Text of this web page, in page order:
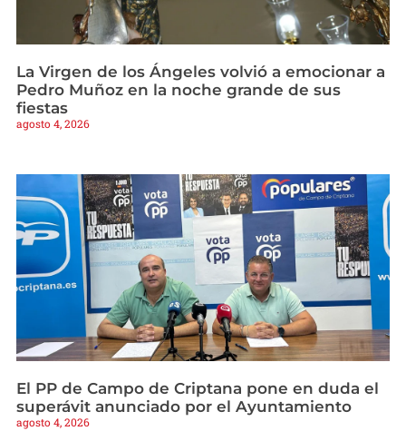
La Virgen de los Ángeles volvió a emocionar a
Pedro Muñoz en la noche grande de sus
fiestas
agosto 4, 2026
El PP de Campo de Criptana pone en duda el
superávit anunciado por el Ayuntamiento
agosto 4, 2026